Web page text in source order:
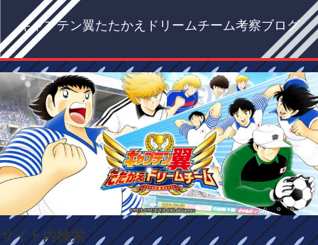
キャプテン翼たたかえドリームチーム考察ブログ
サイト内検索